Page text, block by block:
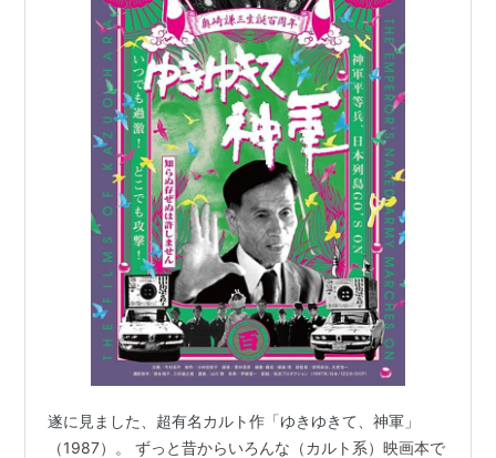
遂に見ました、超有名カルト作「ゆきゆきて、神軍」
（1987）。 ずっと昔からいろんな（カルト系）映画本で